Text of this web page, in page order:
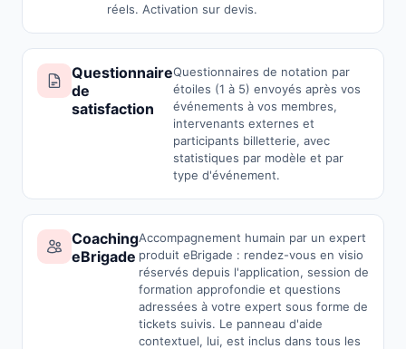
réels. Activation sur devis.
Questionnaire
de
satisfaction
Questionnaires de notation par
étoiles (1 à 5) envoyés après vos
événements à vos membres,
intervenants externes et
participants billetterie, avec
statistiques par modèle et par
type d'événement.
Coaching
eBrigade
Accompagnement humain par un expert
produit eBrigade : rendez-vous en visio
réservés depuis l'application, session de
formation approfondie et questions
adressées à votre expert sous forme de
tickets suivis. Le panneau d'aide
contextuel, lui, est inclus dans tous les